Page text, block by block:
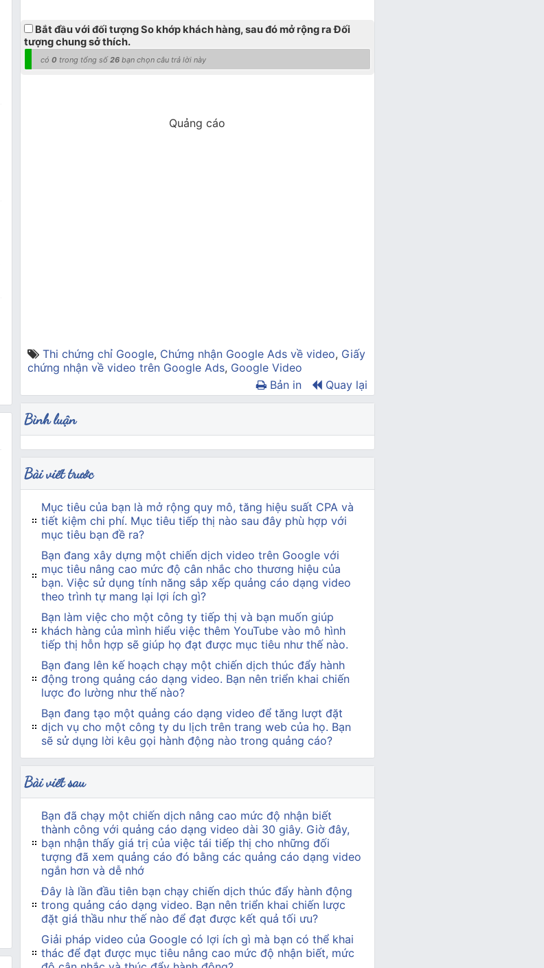
Bắt đầu với đối tượng So khớp khách hàng, sau đó mở rộng ra Đối
tượng chung sở thích.
có0 trong tổng số26 bạn chọn câu trả lời này
Quảng cáo
Thi chứng chỉ Google, Chứng nhận Google Ads về video, Giấy
chứng nhận về video trên Google Ads, Google Video
Bản in
Quay lại
Bình luận
Bài viết trước
Mục tiêu của bạn là mở rộng quy mô, tăng hiệu suất CPA và
tiết kiệm chi phí. Mục tiêu tiếp thị nào sau đây phù hợp với
mục tiêu bạn đề ra?
Bạn đang xây dựng một chiến dịch video trên Google với
mục tiêu nâng cao mức độ cân nhắc cho thương hiệu của
bạn. Việc sử dụng tính năng sắp xếp quảng cáo dạng video
theo trình tự mang lại lợi ích gì?
Bạn làm việc cho một công ty tiếp thị và bạn muốn giúp
khách hàng của mình hiểu việc thêm YouTube vào mô hình
tiếp thị hỗn hợp sẽ giúp họ đạt được mục tiêu như thế nào.
Bạn đang lên kế hoạch chạy một chiến dịch thúc đẩy hành
động trong quảng cáo dạng video. Bạn nên triển khai chiến
lược đo lường như thế nào?
Bạn đang tạo một quảng cáo dạng video để tăng lượt đặt
dịch vụ cho một công ty du lịch trên trang web của họ. Bạn
sẽ sử dụng lời kêu gọi hành động nào trong quảng cáo?
Bài viết sau
Bạn đã chạy một chiến dịch nâng cao mức độ nhận biết
thành công với quảng cáo dạng video dài 30 giây. Giờ đây,
bạn nhận thấy giá trị của việc tái tiếp thị cho những đối
tượng đã xem quảng cáo đó bằng các quảng cáo dạng video
ngắn hơn và dễ nhớ
Đây là lần đầu tiên bạn chạy chiến dịch thúc đẩy hành động
trong quảng cáo dạng video. Bạn nên triển khai chiến lược
đặt giá thầu như thế nào để đạt được kết quả tối ưu?
Giải pháp video của Google có lợi ích gì mà bạn có thể khai
thác để đạt được mục tiêu nâng cao mức độ nhận biết, mức